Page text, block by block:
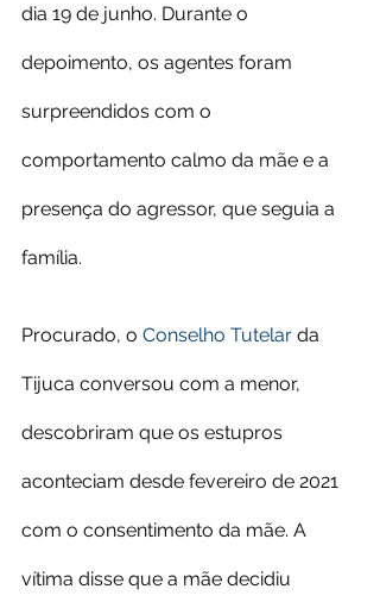
dia 19 de junho. Durante o
depoimento, os agentes foram
surpreendidos com o
comportamento calmo da mãe e a
presença do agressor, que seguia a
família.
Procurado, o Conselho Tutelar da
Tijuca conversou com a menor,
descobriram que os estupros
aconteciam desde fevereiro de 2021
com o consentimento da mãe. A
vítima disse que a mãe decidiu